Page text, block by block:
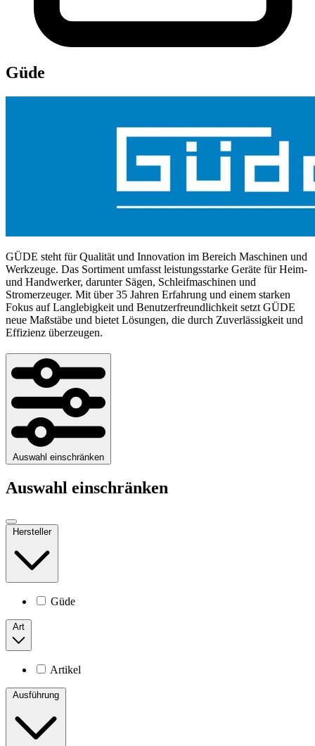
Güde
GÜDE steht für Qualität und Innovation im Bereich Maschinen und
Werkzeuge. Das Sortiment umfasst leistungsstarke Geräte für Heim-
und Handwerker, darunter Sägen, Schleifmaschinen und
Stromerzeuger. Mit über 35 Jahren Erfahrung und einem starken
Fokus auf Langlebigkeit und Benutzerfreundlichkeit setzt GÜDE
neue Maßstäbe und bietet Lösungen, die durch Zuverlässigkeit und
Effizienz überzeugen.
Auswahl einschränken
Auswahl einschränken
Hersteller
Güde
Art
Artikel
Ausführung